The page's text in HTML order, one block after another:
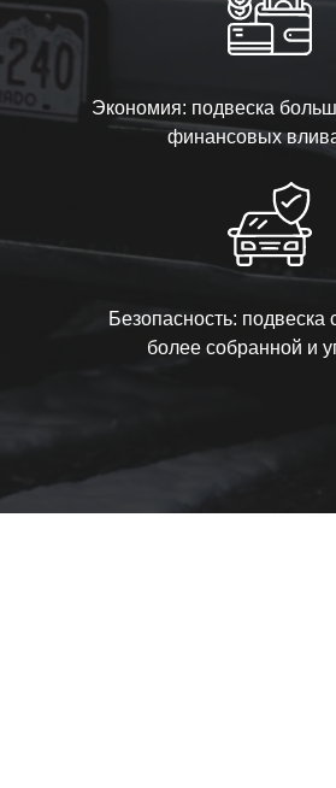
Экономия: подвеска
финансовых
Безопасность: подвеска
более собранной и